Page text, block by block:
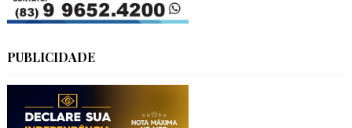
PUBLICIDADE